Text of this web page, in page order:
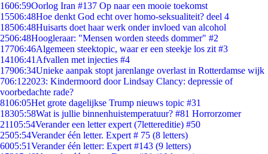
1606:59Oorlog Iran #137 Op naar een mooie toekomst
15506:48Hoe denkt God echt over homo-seksualiteit? deel 4
18506:48Huisarts doet haar werk onder invloed van alcohol
2506:48Hoogleraar: "Mensen worden steeds dommer" #2
17706:46Algemeen steektopic, waar er een steekje los zit #3
14106:41 Afvallen met injecties #4
17906:34Unieke aanpak stopt jarenlange overlast in Rotterdamse wijk
706:122023: Kindermoord door Lindsay Clancy: depressie of
voorbedachte rade?
8106:05Het grote dagelijkse Trump nieuws topic #31
18305:58Wat is jullie binnenhuistemperatuur? #81 Horrorzomer
21105:54Verander een letter expert (7lettereditie) #50
2505:54Verander één letter. Expert # 75 (8 letters)
6005:51Verander één letter: Expert #143 (9 letters)